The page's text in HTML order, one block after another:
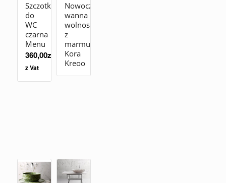
Szczotka
do
WC
czarna
Menu
360,00zł
z Vat
Nowoczesna
wanna
wolnostojąca
z
marmuru
Kora
Kreoo